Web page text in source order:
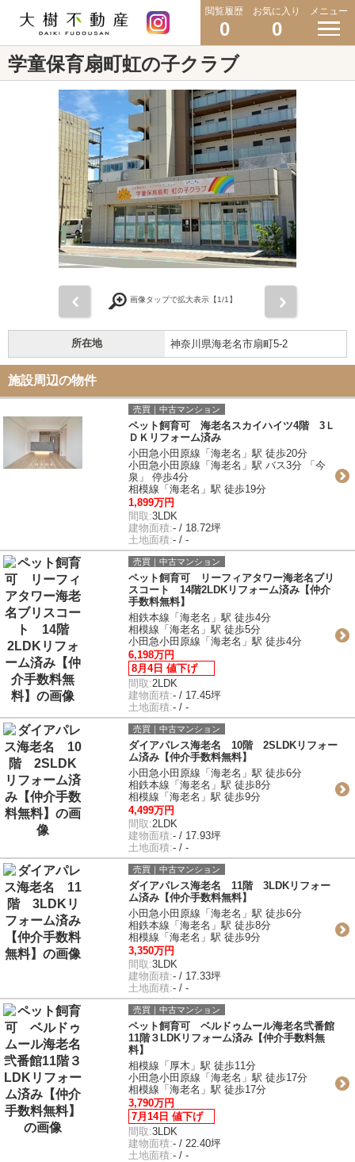
閲覧履歴
0
お気に入り
0
メニュー
学童保育扇町虹の子クラブ
画像タップで拡大表示【1/1】
所在地 神奈川県海老名市扇町5-2
施設周辺の物件
売買｜中古マンション
ペット飼育可 海老名スカイハイツ4階 3Ｌ
ＤＫリフォーム済み
小田急小田原線「海老名」駅 徒歩20分
小田急小田原線「海老名」駅 バス3分 「今
泉」 停歩4分
相模線「海老名」駅 徒歩19分
1,899万円
間取:3LDK
建物面積:- / 18.72坪
土地面積:- / -
売買｜中古マンション
ペット飼育可 リーフィアタワー海老名ブリ
スコート 14階2LDKリフォーム済み【仲介
手数料無料】
相鉄本線「海老名」駅 徒歩4分
相模線「海老名」駅 徒歩5分
小田急小田原線「海老名」駅 徒歩4分
6,198万円
8月4日 値下げ
間取:2LDK
建物面積:- / 17.45坪
土地面積:- / -
売買｜中古マンション
ダイアパレス海老名 10階 2SLDKリフォー
ム済み【仲介手数料無料】
小田急小田原線「海老名」駅 徒歩6分
相鉄本線「海老名」駅 徒歩8分
相模線「海老名」駅 徒歩9分
4,499万円
間取:2LDK
建物面積:- / 17.93坪
土地面積:- / -
売買｜中古マンション
ダイアパレス海老名 11階 3LDKリフォー
ム済み【仲介手数料無料】
小田急小田原線「海老名」駅 徒歩6分
相鉄本線「海老名」駅 徒歩8分
相模線「海老名」駅 徒歩9分
3,350万円
間取:3LDK
建物面積:- / 17.33坪
土地面積:- / -
売買｜中古マンション
ペット飼育可 ベルドゥムール海老名弐番館
11階３LDKリフォーム済み【仲介手数料無
料】
相模線「厚木」駅 徒歩11分
小田急小田原線「海老名」駅 徒歩17分
相模線「海老名」駅 徒歩17分
3,790万円
7月14日 値下げ
間取:3LDK
建物面積:- / 22.40坪
土地面積:- / -